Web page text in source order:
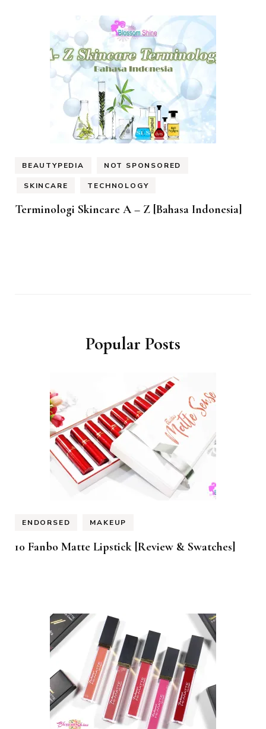
BEAUTYPEDIA NOT SPONSORED
SKINCARE TECHNOLOGY
Terminologi Skincare A – Z [Bahasa Indonesia]
Popular Posts
ENDORSED MAKEUP
10 Fanbo Matte Lipstick [Review & Swatches]